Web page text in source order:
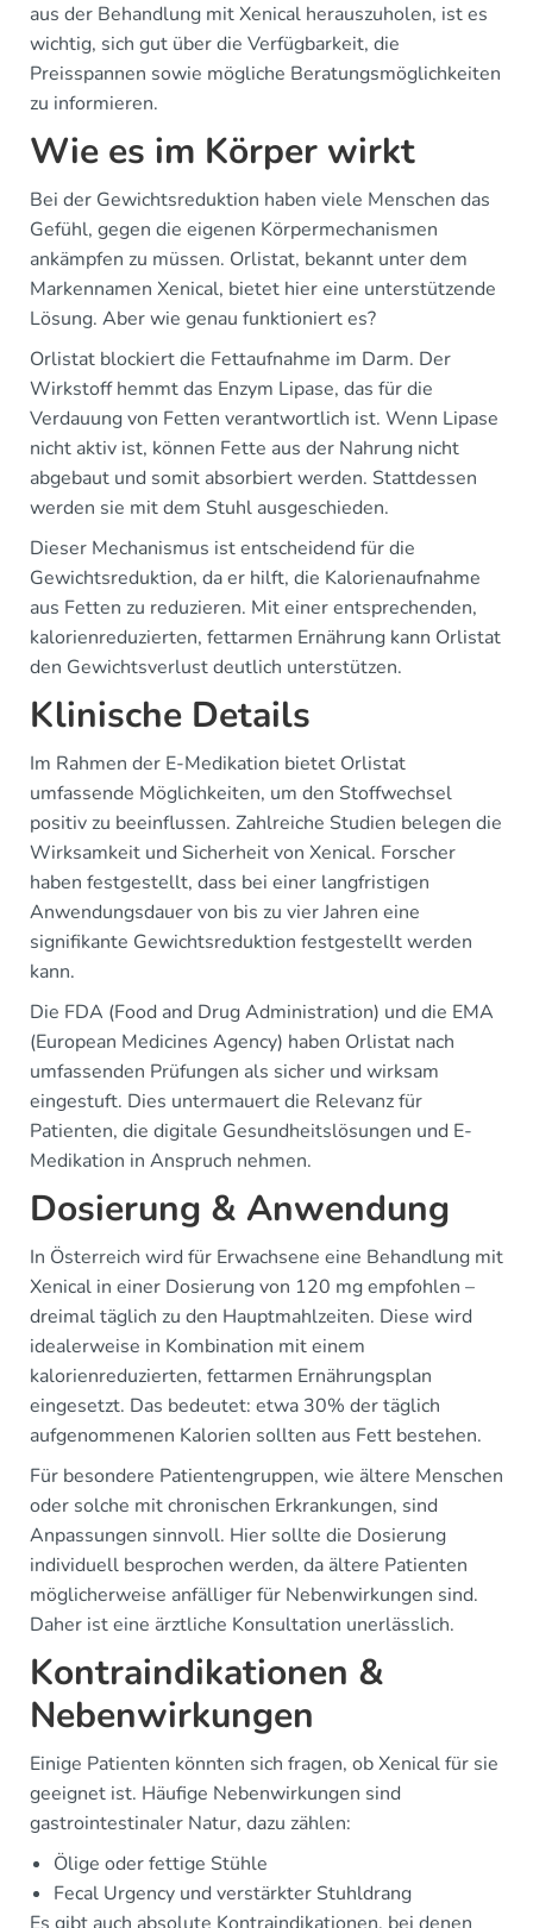
aus der Behandlung mit Xenical herauszuholen, ist es
wichtig, sich gut über die Verfügbarkeit, die
Preisspannen sowie mögliche Beratungsmöglichkeiten
zu informieren.
Wie es im Körper wirkt
Bei der Gewichtsreduktion haben viele Menschen das
Gefühl, gegen die eigenen Körpermechanismen
ankämpfen zu müssen. Orlistat, bekannt unter dem
Markennamen Xenical, bietet hier eine unterstützende
Lösung. Aber wie genau funktioniert es?
Orlistat blockiert die Fettaufnahme im Darm. Der
Wirkstoff hemmt das Enzym Lipase, das für die
Verdauung von Fetten verantwortlich ist. Wenn Lipase
nicht aktiv ist, können Fette aus der Nahrung nicht
abgebaut und somit absorbiert werden. Stattdessen
werden sie mit dem Stuhl ausgeschieden.
Dieser Mechanismus ist entscheidend für die
Gewichtsreduktion, da er hilft, die Kalorienaufnahme
aus Fetten zu reduzieren. Mit einer entsprechenden,
kalorienreduzierten, fettarmen Ernährung kann Orlistat
den Gewichtsverlust deutlich unterstützen.
Klinische Details
Im Rahmen der E-Medikation bietet Orlistat
umfassende Möglichkeiten, um den Stoffwechsel
positiv zu beeinflussen. Zahlreiche Studien belegen die
Wirksamkeit und Sicherheit von Xenical. Forscher
haben festgestellt, dass bei einer langfristigen
Anwendungsdauer von bis zu vier Jahren eine
signifikante Gewichtsreduktion festgestellt werden
kann.
Die FDA (Food and Drug Administration) und die EMA
(European Medicines Agency) haben Orlistat nach
umfassenden Prüfungen als sicher und wirksam
eingestuft. Dies untermauert die Relevanz für
Patienten, die digitale Gesundheitslösungen und E-
Medikation in Anspruch nehmen.
Dosierung & Anwendung
In Österreich wird für Erwachsene eine Behandlung mit
Xenical in einer Dosierung von 120 mg empfohlen –
dreimal täglich zu den Hauptmahlzeiten. Diese wird
idealerweise in Kombination mit einem
kalorienreduzierten, fettarmen Ernährungsplan
eingesetzt. Das bedeutet: etwa 30% der täglich
aufgenommenen Kalorien sollten aus Fett bestehen.
Für besondere Patientengruppen, wie ältere Menschen
oder solche mit chronischen Erkrankungen, sind
Anpassungen sinnvoll. Hier sollte die Dosierung
individuell besprochen werden, da ältere Patienten
möglicherweise anfälliger für Nebenwirkungen sind.
Daher ist eine ärztliche Konsultation unerlässlich.
Kontraindikationen &
Nebenwirkungen
Einige Patienten könnten sich fragen, ob Xenical für sie
geeignet ist. Häufige Nebenwirkungen sind
gastrointestinaler Natur, dazu zählen:
Ölige oder fettige Stühle
Fecal Urgency und verstärkter Stuhldrang